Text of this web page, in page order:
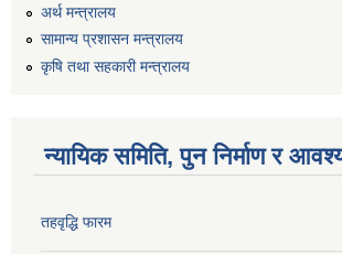
अर्थ मन्त्रालय
सामान्य प्रशासन मन्त्रालय
कृषि तथा सहकारी मन्त्रालय
न्यायिक समिति, पुन निर्माण र
तहवृद्धि फारम